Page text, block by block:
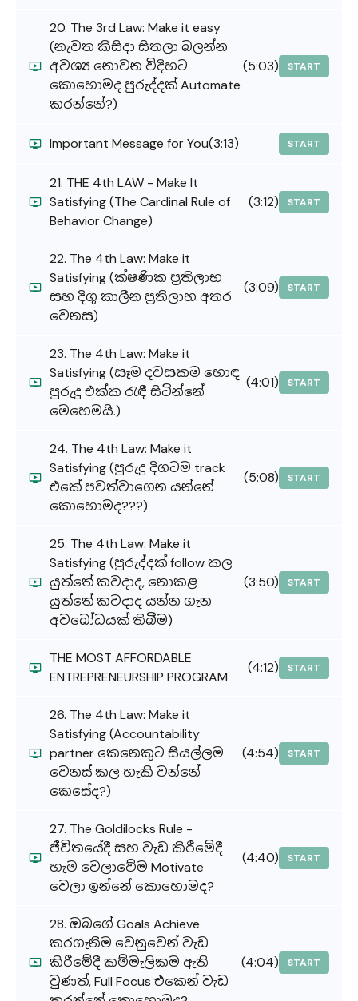
20. The 3rd Law: Make it easy
(නැවත කිසිදා සිතලා බලන්න
අවශ්‍ය නොවන විදිහට
කොහොමද පුරුද්දක් Automate
කරන්නේ?)
(5:03) START
Important Message for You(3:13) START
21. THE 4th LAW - Make It
Satisfying (The Cardinal Rule of
Behavior Change)
(3:12) START
22. The 4th Law: Make it
Satisfying (ක්ෂණික ප්‍රතිලාභ
සහ දිගු කාලීන ප්‍රතිලාභ අතර
වෙනස)
(3:09) START
23. The 4th Law: Make it
Satisfying (සෑම දවසකම හොඳ
පුරුදු එක්ක රැඳී සිටින්නේ
මෙහෙමයි.)
(4:01) START
24. The 4th Law: Make it
Satisfying (පුරුදු දිගටම track
එකේ පවත්වාගෙන යන්නේ
කොහොමද???)
(5:08) START
25. The 4th Law: Make it
Satisfying (පුරුද්දක් follow කල
යුත්තේ කවදාද, නොකළ
යුත්තේ කවදාද යන්න ගැන
අවබෝධයක් තිබීම)
(3:50) START
THE MOST AFFORDABLE
ENTREPRENEURSHIP PROGRAM
(4:12) START
26. The 4th Law: Make it
Satisfying (Accountability
partner කෙනෙකුට සියල්ලම
වෙනස් කල හැකි වන්නේ
කෙසේද?)
(4:54) START
27. The Goldilocks Rule -
ජීවිතයේදී සහ වැඩ කිරීමේදී
හැම වෙලාවේම Motivate
වෙලා ඉන්නේ කොහොමද?
(4:40) START
28. ඔබගේ Goals Achieve
කරගැනීම වෙනුවෙන් වැඩ
කිරීමේදී කම්මැලිකම ඇති
වුණත්, Full Focus එකෙන් වැඩ
(4:04) START